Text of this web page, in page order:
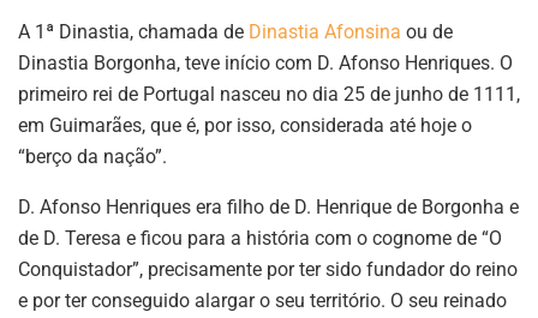
A 1ª Dinastia, chamada de Dinastia Afonsina ou de
Dinastia Borgonha, teve início com D. Afonso Henriques. O
primeiro rei de Portugal nasceu no dia 25 de junho de 1111,
em Guimarães, que é, por isso, considerada até hoje o
“berço da nação”.
D. Afonso Henriques era filho de D. Henrique de Borgonha e
de D. Teresa e ficou para a história com o cognome de “O
Conquistador”, precisamente por ter sido fundador do reino
e por ter conseguido alargar o seu território. O seu reinado